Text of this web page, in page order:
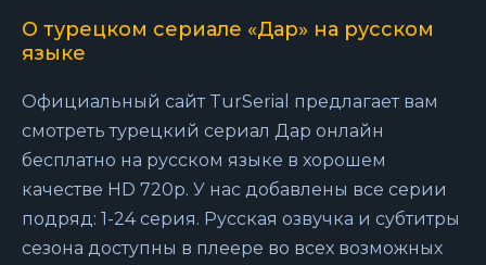
О турецком сериале «Дар» на русском
языке
Официальный сайт TurSerial предлагает вам
смотреть турецкий сериал Дар онлайн
бесплатно на русском языке в хорошем
качестве HD 720p. У нас добавлены все серии
подряд: 1-24 серия. Русская озвучка и субтитры
сезона доступны в плеере во всех возможных